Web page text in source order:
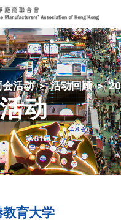
会活动 活动回顾
动
育大学